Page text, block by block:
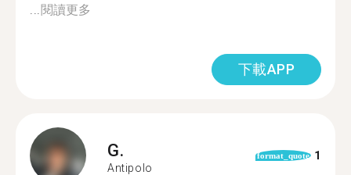
...閱讀更多
下載APP
G.
Antipolo
format_quote 1